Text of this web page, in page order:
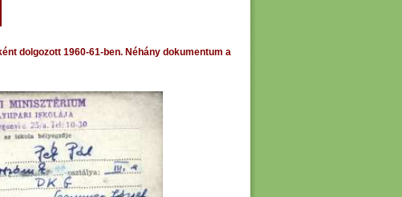
dolgozott 1960-61-ben. Néhány dokumentum a